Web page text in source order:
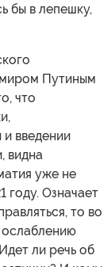
бы в лепешку,
Путиным
что
введении
видна
уже не
году. Означает
то во
ослаблению
ли речь об